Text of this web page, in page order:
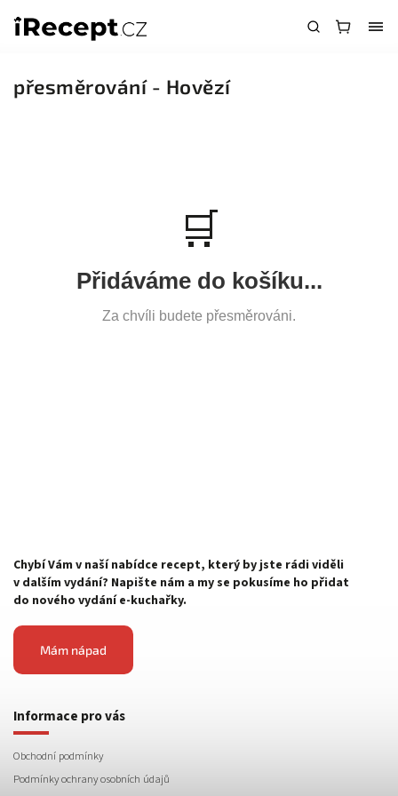
přesměrování - Hovězí
🛒
Přidáváme do košíku...
Za chvíli budete přesměrováni.
Chybí Vám v naší nabídce recept, který by jste rádi viděli
v dalším vydání? Napište nám a my se pokusíme ho přidat
do nového vydání e-kuchařky.
Mám nápad
Informace pro vás
Obchodní podmínky
Podmínky ochrany osobních údajů